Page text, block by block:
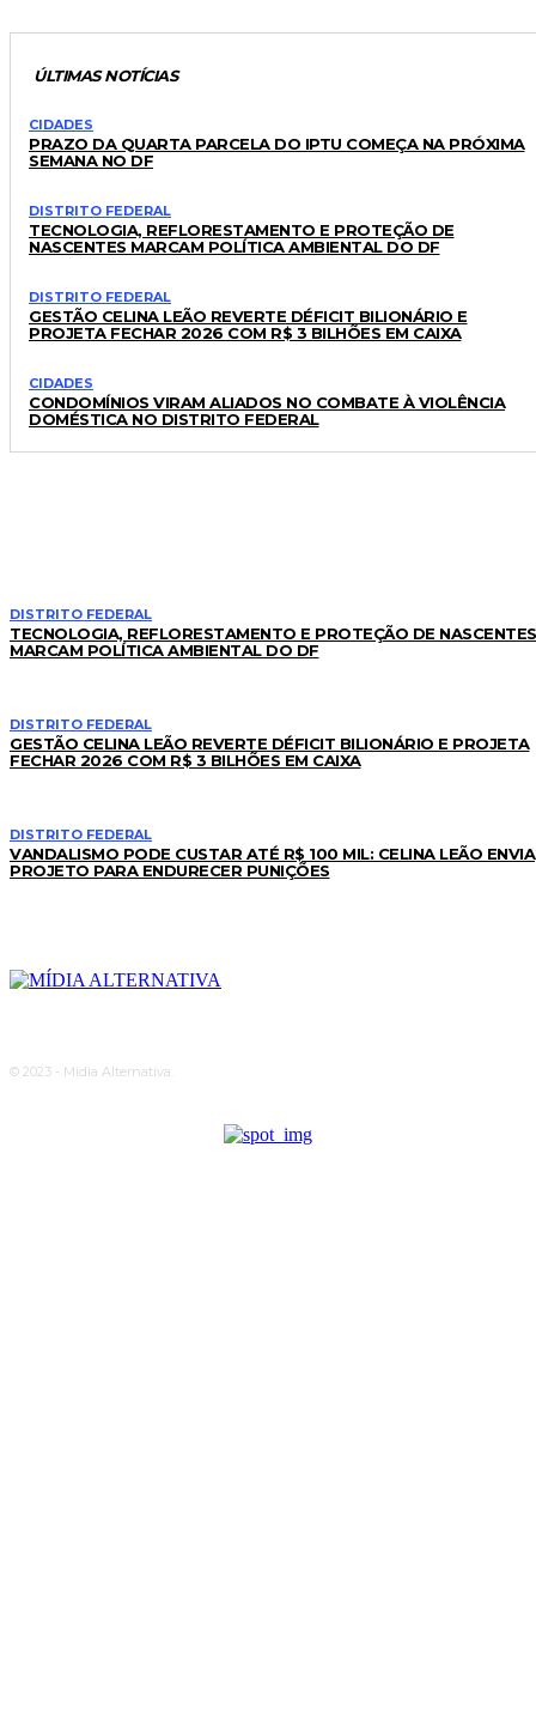
ÚLTIMAS NOTÍCIAS
CIDADES
PRAZO DA QUARTA PARCELA DO IPTU COMEÇA NA PRÓXIMA
SEMANA NO DF
DISTRITO FEDERAL
TECNOLOGIA, REFLORESTAMENTO E PROTEÇÃO DE
NASCENTES MARCAM POLÍTICA AMBIENTAL DO DF
DISTRITO FEDERAL
GESTÃO CELINA LEÃO REVERTE DÉFICIT BILIONÁRIO E
PROJETA FECHAR 2026 COM R$ 3 BILHÕES EM CAIXA
CIDADES
CONDOMÍNIOS VIRAM ALIADOS NO COMBATE À VIOLÊNCIA
DOMÉSTICA NO DISTRITO FEDERAL
DISTRITO FEDERAL
TECNOLOGIA, REFLORESTAMENTO E PROTEÇÃO DE NASCENTES
MARCAM POLÍTICA AMBIENTAL DO DF
DISTRITO FEDERAL
GESTÃO CELINA LEÃO REVERTE DÉFICIT BILIONÁRIO E PROJETA
FECHAR 2026 COM R$ 3 BILHÕES EM CAIXA
DISTRITO FEDERAL
VANDALISMO PODE CUSTAR ATÉ R$ 100 MIL: CELINA LEÃO ENVIA
PROJETO PARA ENDURECER PUNIÇÕES
© 2023 - Midia Alternativa.